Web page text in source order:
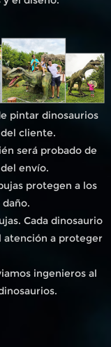
pintar dinosaurios
cliente.
será probado de
envío.
protegen a los
Cada dinosaurio
atención a proteger
ingenieros al